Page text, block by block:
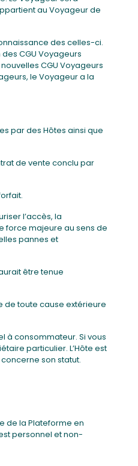
au Voyageur de
des celles-ci.
CGU Voyageurs
CGU Voyageurs
le Voyageur a la
par des Hôtes ainsi que
de vente conclu par
l’accès, la
force majeure au sens de
pannes et
être tenue
de toute cause extérieure
à consommateur. Si vous
particulier. L’Hôte est
son statut.
de la Plateforme en
personnel et non-